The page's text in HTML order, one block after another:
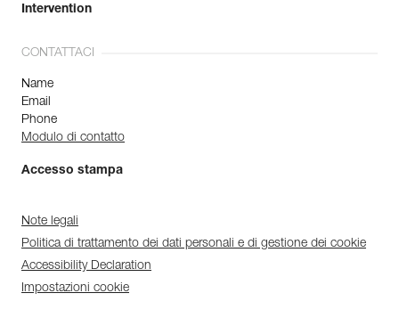
Intervention
CONTATTACI
Name
Email
Phone
Modulo di contatto
Accesso stampa
Note legali
Politica di trattamento dei dati personali e di gestione dei cookie
Accessibility Declaration
Impostazioni cookie